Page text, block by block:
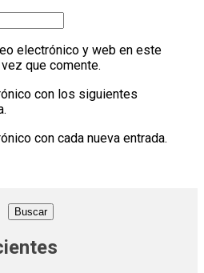
electrónico y web en este
que comente.
con los siguientes
con cada nueva entrada.
Buscar